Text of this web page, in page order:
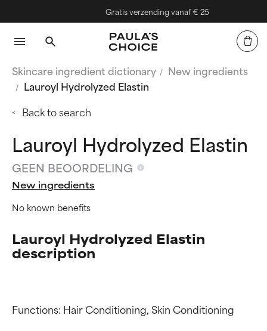
Gratis verzending vanaf € 25
Skincare ingredient dictionary
New ingredients
Lauroyl Hydrolyzed Elastin
Back to search
Lauroyl Hydrolyzed Elastin
GEEN BEOORDELING
New ingredients
No known benefits
Lauroyl Hydrolyzed Elastin
description
Functions: Hair Conditioning, Skin Conditioning